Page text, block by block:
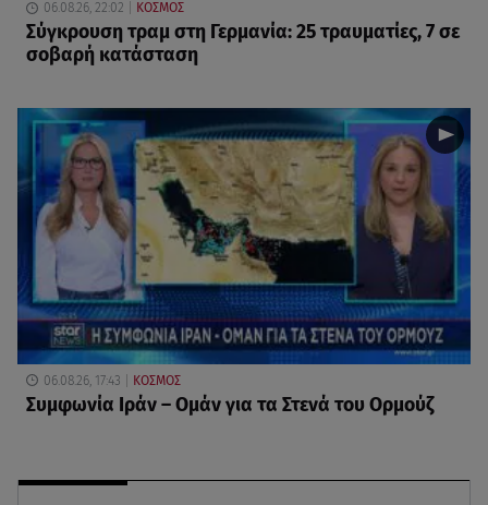
06.08.26, 22:02 ΚΟΣΜΟΣ
Σύγκρουση τραμ στη Γερμανία: 25 τραυματίες, 7 σε
σοβαρή κατάσταση
06.08.26, 17:43 ΚΟΣΜΟΣ
Συμφωνία Ιράν – Ομάν για τα Στενά του Ορμούζ